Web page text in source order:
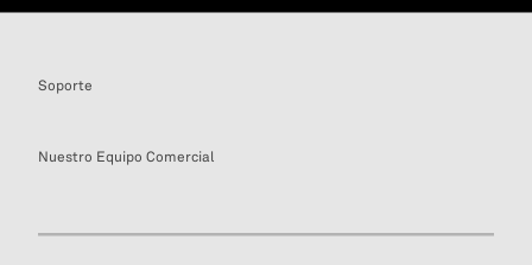
Soporte
Nuestro Equipo Comercial